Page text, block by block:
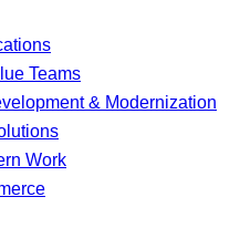
Teams
& Modernization
Work